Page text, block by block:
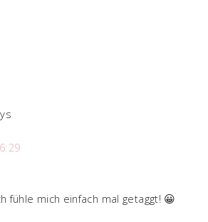
fühle mich einfach mal getaggt! 😀